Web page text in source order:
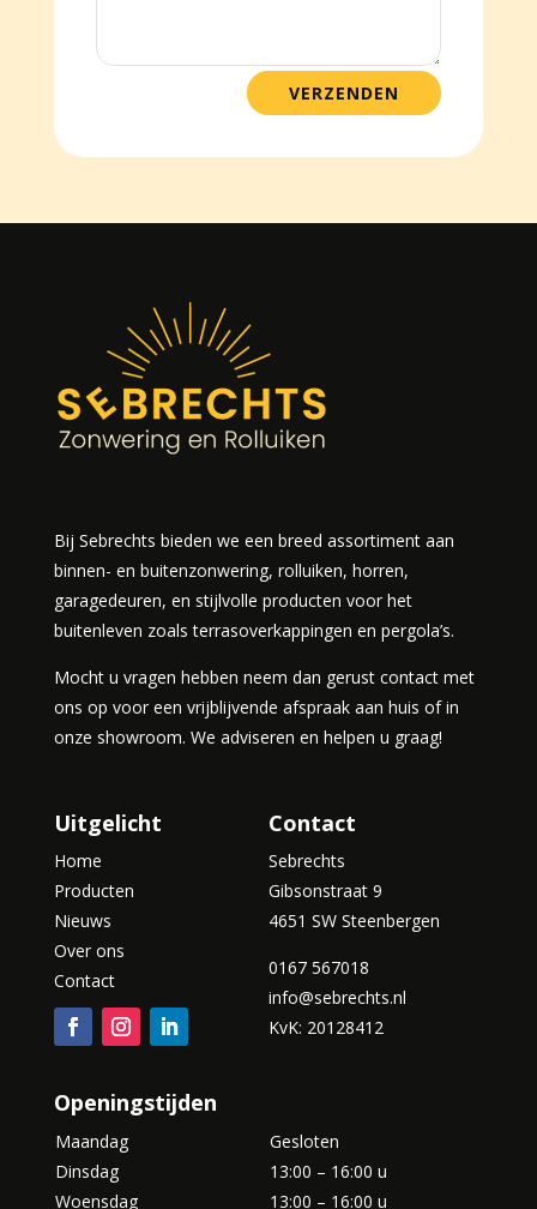
VERZENDEN
Bij Sebrechts bieden we een breed assortiment aan
binnen- en buitenzonwering, rolluiken, horren,
garagedeuren, en stijlvolle producten voor het
buitenleven zoals terrasoverkappingen en pergola’s.
Mocht u vragen hebben neem dan gerust contact met
ons op voor een vrijblijvende afspraak aan huis of in
onze showroom. We adviseren en helpen u graag!
Uitgelicht
Home
Producten
Nieuws
Over ons
Contact
Contact
Sebrechts
Gibsonstraat 9
4651 SW Steenbergen
0167 567018
info@sebrechts.nl
KvK: 20128412
Openingstijden
Maandag
Dinsdag
Woensdag
Gesloten
13:00 – 16:00 u
13:00 – 16:00 u